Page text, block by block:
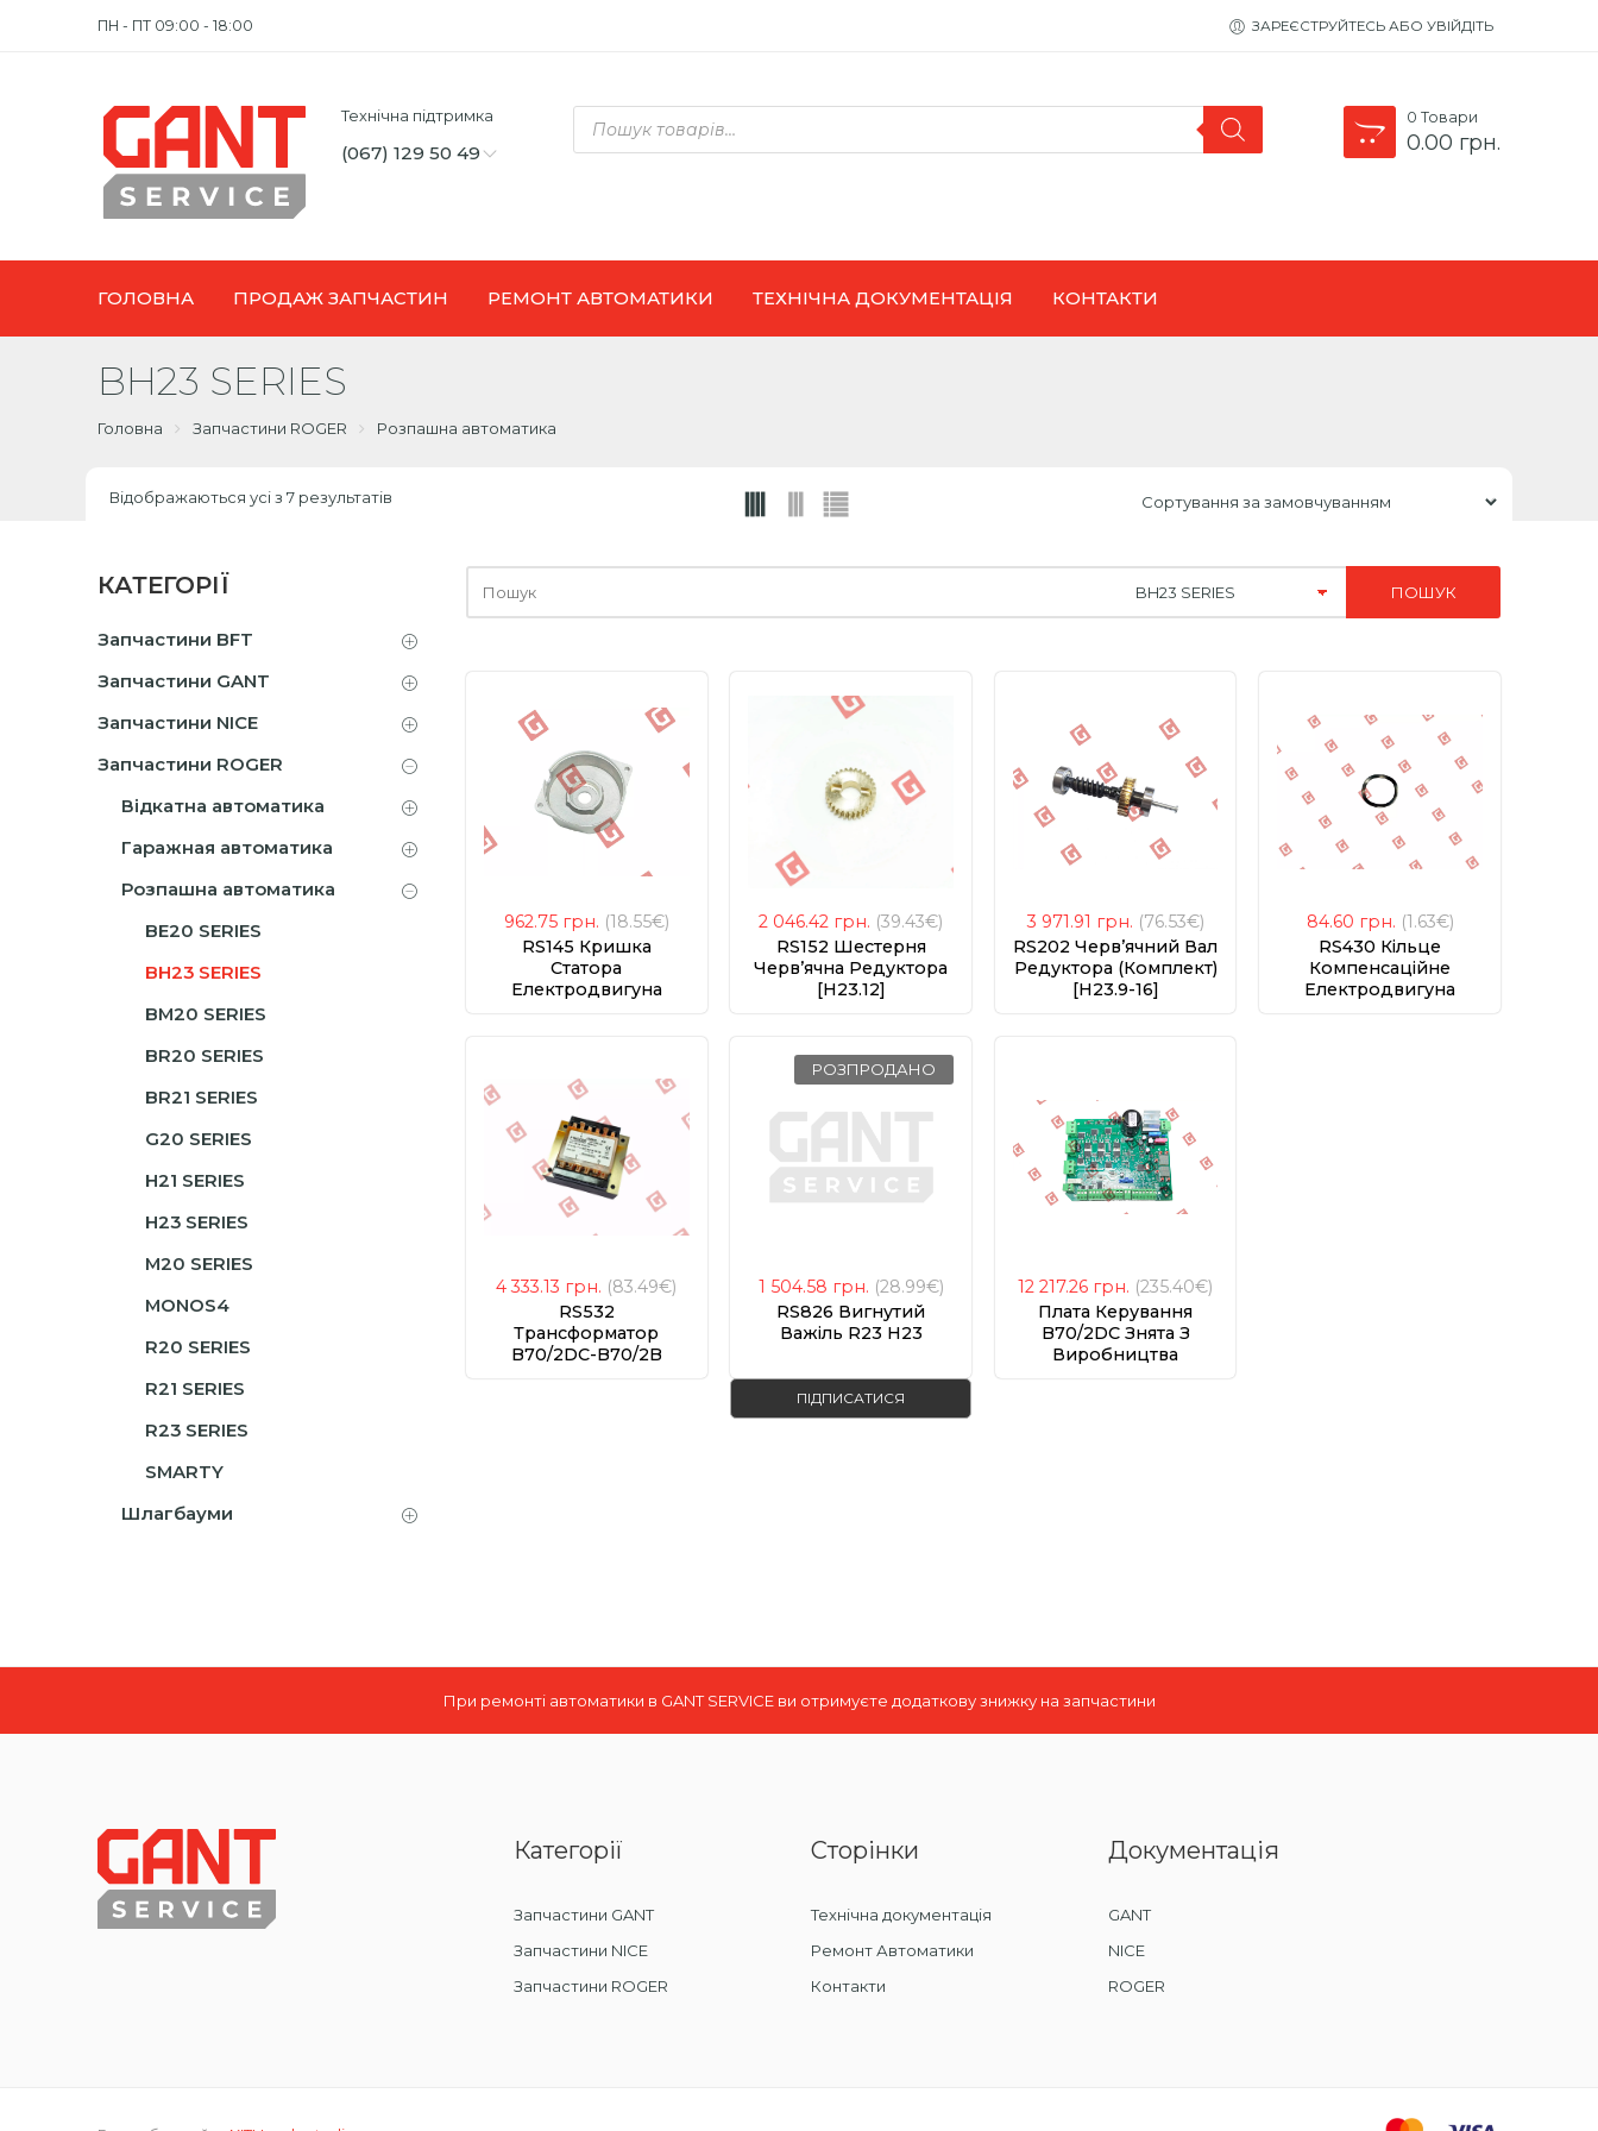
ПН - ПТ 09:00 - 18:00 ЗАРЕЄСТРУЙТЕСЬ АБО УВІЙДІТЬ
Технічна підтримка
(067) 129 50 49
Products
search
0 Товари
0.00 грн.
ГОЛОВНА ПРОДАЖ ЗАПЧАСТИН РЕМОНТ АВТОМАТИКИ ТЕХНІЧНА ДОКУМЕНТАЦІЯ КОНТАКТИ
BH23 SERIES
Головна Запчастини ROGER Розпашна автоматика
Відображаються усі з 7 результатів
тут
962.75 грн. (18.55€)
RS145 Кришка
Статора
Електродвигуна
2 046.42 грн. (39.43€)
RS152 Шестерня
Черв’ячна Редуктора
[H23.12]
3 971.91 грн. (76.53€)
RS202 Черв’ячний Вал
Редуктора (комплект)
[H23.9-16]
84.60 грн. (1.63€)
RS430 Кільце
Компенсаційне
Електродвигуна
4 333.13 грн. (83.49€)
RS532
Трансформатор
B70/2DC-B70/2B
РОЗПРОДАНО
1 504.58 грн. (28.99€)
RS826 Вигнутий
Важіль R23 H23
ПІДПИСАТИСЯ
12 217.26 грн. (235.40€)
Плата Керування
B70/2DC Знята З
Виробництва
КАТЕГОРІЇ
Запчастини BFT
Запчастини GANT
Запчастини NICE
Запчастини ROGER
Відкатна автоматика
Гаражная автоматика
Розпашна автоматика
BE20 SERIES
BH23 SERIES
BM20 SERIES
BR20 SERIES
BR21 SERIES
G20 SERIES
H21 SERIES
H23 SERIES
M20 SERIES
MONOS4
R20 SERIES
R21 SERIES
R23 SERIES
SMARTY
Шлагбауми
При ремонті автоматики в GANT SERVICE ви отримуєте додаткову знижку на запчастини
Категорії
Запчастини GANT
Запчастини NICE
Запчастини ROGER
Сторінки
Технічна документація
Ремонт Автоматики
Контакти
Документація
GANT
NICE
ROGER